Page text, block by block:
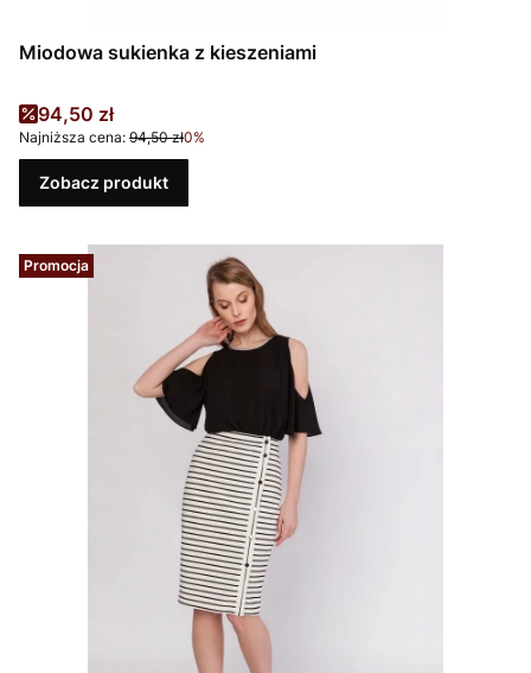
Miodowa sukienka z kieszeniami
Cena promocyjna
94,50 zł
Najniższa cena: 94,50 zł0%
Zobacz produkt
Promocja